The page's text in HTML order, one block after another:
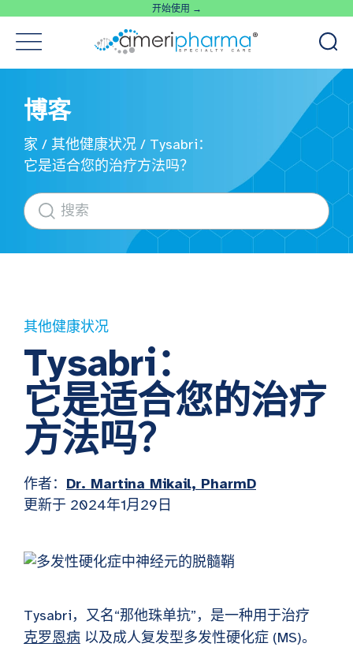
开始使用 →
博客
家 / 其他健康状况 / Tysabri：
它是适合您的治疗方法吗？
其他健康状况
Tysabri：
它是适合您的治疗
方法吗？
作者： Dr. Martina Mikail, PharmD
更新于 2024年1月29日
Tysabri，又名“那他珠单抗”，是一种用于治疗
克罗恩病 以及成人复发型多发性硬化症 (MS)。